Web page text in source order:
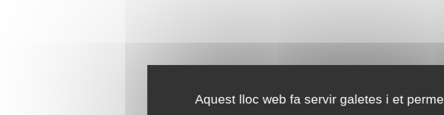
Aquest lloc web fa servir galetes i et